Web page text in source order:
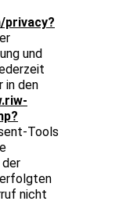
privacy?
und
in den
Tools
erfolgten
nicht